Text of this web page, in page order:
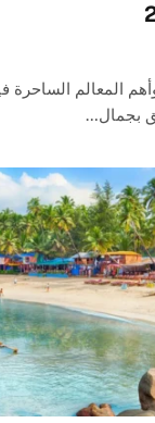
المعالم الساحرة
بجمال…